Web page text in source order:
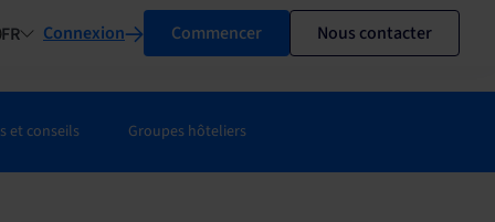
FR Connexion Commencer Nous contacter
et conseils Groupes hôteliers